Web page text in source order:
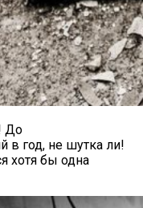
До
в год, не шутка ли!
хотя бы одна